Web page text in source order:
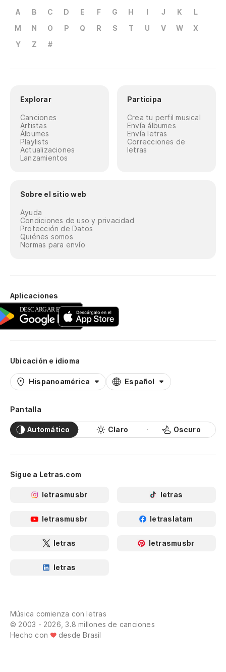
A B C D E F G H I J K
L
M
N O P Q R S T U V W
X
Y
Z #
Explorar
Canciones
Artistas
Álbumes
Playlists
Actualizaciones
Lanzamientos
Participa
Crea tu perfil musical
Envía álbumes
Envía letras
Correcciones de
letras
Sobre el sitio web
Ayuda
Condiciones de uso y privacidad
Protección de Datos
Quiénes somos
Normas para envío
Aplicaciones
Ubicación e idioma
Hispanoamérica Español
Pantalla
Automático Claro Oscuro
Sigue a Letras.com
letrasmusbr letras
letrasmusbr letraslatam
letras letrasmusbr
letras
Música comienza con letras
© 2003 - 2026, 3.8 millones de canciones
Hecho con
desde Brasil